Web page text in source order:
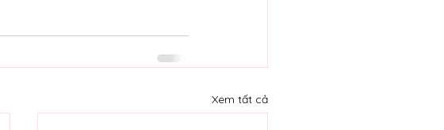
Xem tất cả